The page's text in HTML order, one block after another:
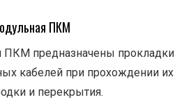
ПКМ
ПКМ предназначены прокладки
кабелей при прохождении их
и перекрытия.